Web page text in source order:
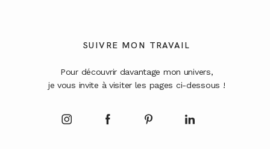
SUIVRE MON TRAVAIL
Pour découvrir davantage mon univers,
je vous invite à visiter les pages ci-dessous !
CONTACT